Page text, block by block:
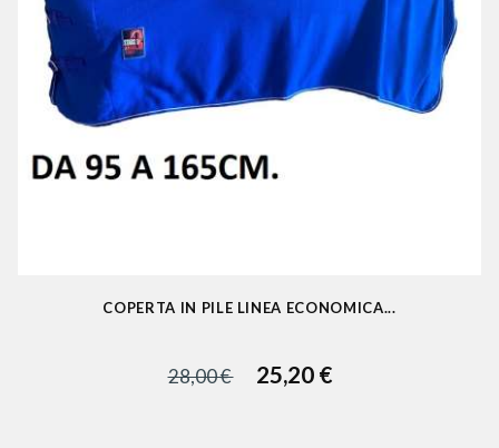
COPERTA IN PILE LINEA ECONOMICA...
28,00 € 25,20 €